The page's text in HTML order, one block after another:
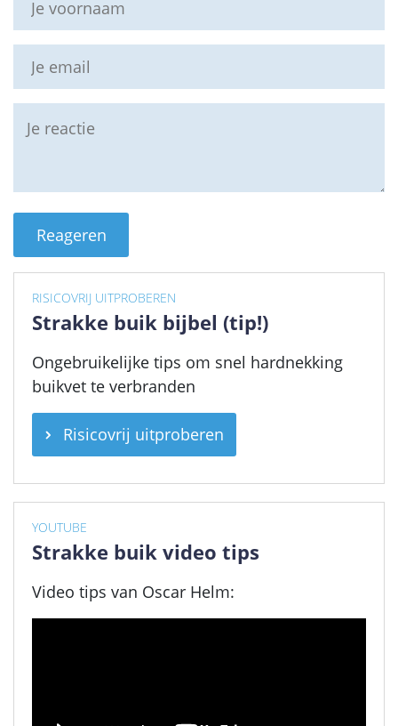
RISICOVRIJ UITPROBEREN
Strakke buik bijbel (tip!)
Ongebruikelijke tips om snel hardnekking
buikvet te verbranden
Risicovrij uitproberen
YOUTUBE
Strakke buik video tips
Video tips van Oscar Helm: